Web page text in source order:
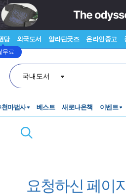
당
무료
외국도서 알라딘굿즈 온라인중고
국내도서
천마법사 베스트 새로나온책 이벤트
요청하신 페이